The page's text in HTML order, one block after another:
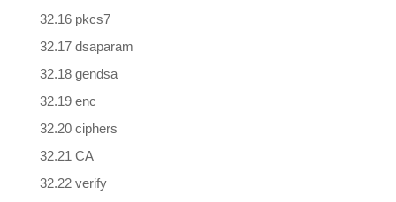
32.16 pkcs7
32.17 dsaparam
32.18 gendsa
32.19 enc
32.20 ciphers
32.21 CA
32.22 verify